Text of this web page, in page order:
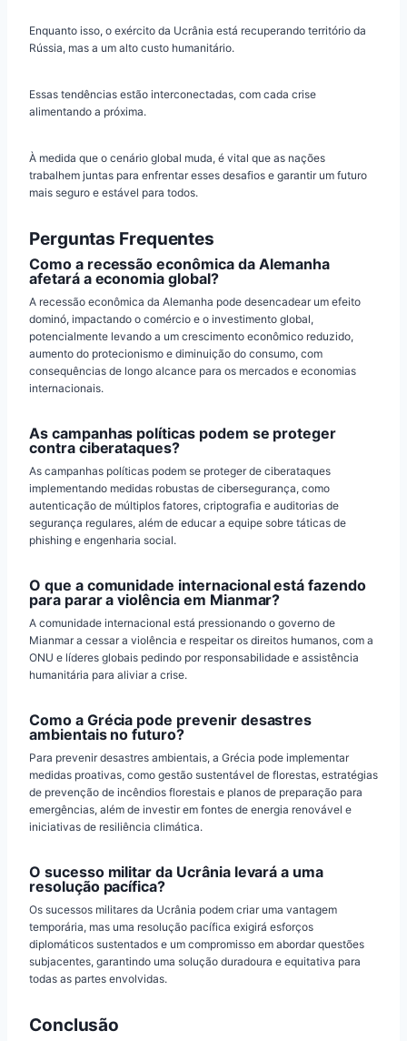
Enquanto isso, o exército da Ucrânia está recuperando território da
Rússia, mas a um alto custo humanitário.
Essas tendências estão interconectadas, com cada crise
alimentando a próxima.
À medida que o cenário global muda, é vital que as nações
trabalhem juntas para enfrentar esses desafios e garantir um futuro
mais seguro e estável para todos.
Perguntas Frequentes
Como a recessão econômica da Alemanha
afetará a economia global?
A recessão econômica da Alemanha pode desencadear um efeito
dominó, impactando o comércio e o investimento global,
potencialmente levando a um crescimento econômico reduzido,
aumento do protecionismo e diminuição do consumo, com
consequências de longo alcance para os mercados e economias
internacionais.
As campanhas políticas podem se proteger
contra ciberataques?
As campanhas políticas podem se proteger de ciberataques
implementando medidas robustas de cibersegurança, como
autenticação de múltiplos fatores, criptografia e auditorias de
segurança regulares, além de educar a equipe sobre táticas de
phishing e engenharia social.
O que a comunidade internacional está fazendo
para parar a violência em Mianmar?
A comunidade internacional está pressionando o governo de
Mianmar a cessar a violência e respeitar os direitos humanos, com a
ONU e líderes globais pedindo por responsabilidade e assistência
humanitária para aliviar a crise.
Como a Grécia pode prevenir desastres
ambientais no futuro?
Para prevenir desastres ambientais, a Grécia pode implementar
medidas proativas, como gestão sustentável de florestas, estratégias
de prevenção de incêndios florestais e planos de preparação para
emergências, além de investir em fontes de energia renovável e
iniciativas de resiliência climática.
O sucesso militar da Ucrânia levará a uma
resolução pacífica?
Os sucessos militares da Ucrânia podem criar uma vantagem
temporária, mas uma resolução pacífica exigirá esforços
diplomáticos sustentados e um compromisso em abordar questões
subjacentes, garantindo uma solução duradoura e equitativa para
todas as partes envolvidas.
Conclusão